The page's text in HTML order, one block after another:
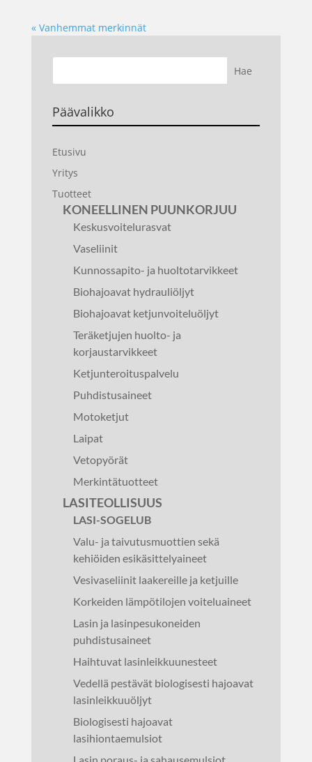
« Vanhemmat merkinnät
Päävalikko
Etusivu
Yritys
Tuotteet
KONEELLINEN PUUNKORJUU
Keskusvoitelurasvat
Vaseliinit
Kunnossapito- ja huoltotarvikkeet
Biohajoavat hydrauliöljyt
Biohajoavat ketjunvoiteluöljyt
Teräketjujen huolto- ja
korjaustarvikkeet
Ketjunteroituspalvelu
Puhdistusaineet
Motoketjut
Laipat
Vetopyörät
Merkintätuotteet
LASITEOLLISUUS
LASI-SOGELUB
Valu- ja taivutusmuottien sekä
kehiöiden esikäsittelyaineet
Vesivaseliinit laakereille ja ketjuille
Korkeiden lämpötilojen voiteluaineet
Lasin ja lasinpesukoneiden
puhdistusaineet
Haihtuvat lasinleikkuunesteet
Vedellä pestävät biologisesti hajoavat
lasinleikkuuöljyt
Biologisesti hajoavat
lasihiontaemulsiot